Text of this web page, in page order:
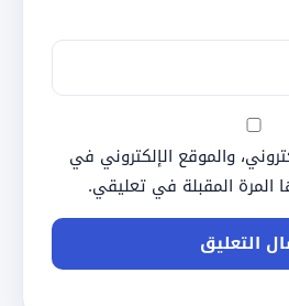
والموقع الإلكتروني في
المرة المقبلة في تعليقي.